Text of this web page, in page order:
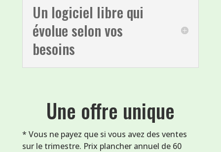
Un logiciel libre qui
évolue selon vos
besoins
Une offre unique
* Vous ne payez que si vous avez des ventes
sur le trimestre. Prix plancher annuel de 60